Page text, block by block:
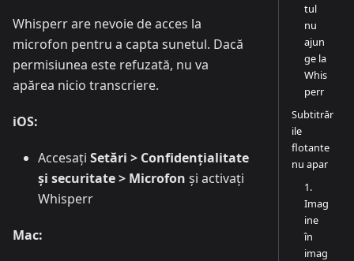
Whisperr are nevoie de acces la
microfon pentru a capta sunetul. Dacă
permisiunea este refuzată, nu va
apărea nicio transcriere.
iOS:
Accesați Setări > Confidențialitate
și securitate > Microfon și activați
Whisperr
Mac:
tul
nu
ajun
ge la
Whis
perr
Subtitrăr
ile
flotante
nu apar
1.
Imag
ine
în
imag